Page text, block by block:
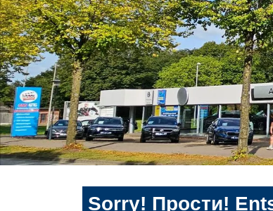
Sorry! Прости!